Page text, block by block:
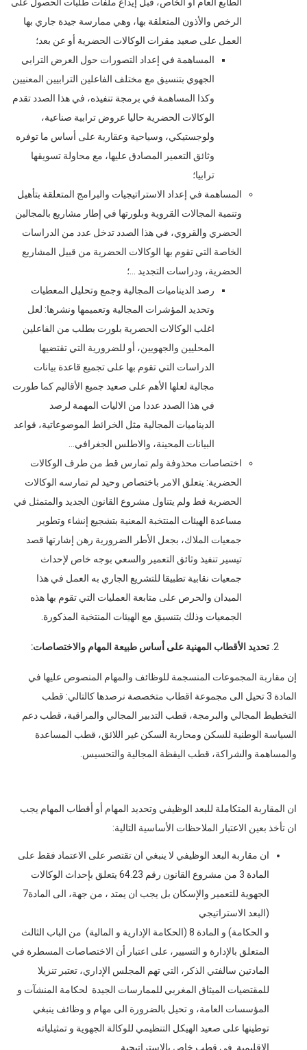
الرخص والأذون المتعلقة بها، وهي ممارسة جيدة جاري بها
العمل على صعيد مقرات الوكالات الحضرية أو عن بعد؛
المساهمة في إعداد التصورات حول العرض الترابي
الجهوي بتنسيق مع مختلف الفاعلين الترابيين المعنيين
وكذا المساهمة في برمجة تنفيذه، في هذا الصدد تقدم
الوكالات الحضرية حاليا عروض ترابية صناعية،
ولوجستيكي، وسياحية وعقارية على أساس ما توفره
وثائق التعمير المصادق عليها، مع محاولة تسويقها
ترابيا؛
المساهمة في إعداد الاستراتيجيات والبرامج المتعلقة بتأهيل
وتنمية المجالات القروية وبلورتها في إطار مشاريع بالمجالين
الحضري والقروي، في هذا الصدد تدخل عدد من الدراسات
الخاصة التي تقوم بها الوكالات الحضرية من قبيل المشاريع
الحضرية، ودراسات التجديد …؛
رصد الديناميات المجالية وجمع وتحليل المعطيات
وتحديد المؤشرات المجالية وتعميمها ونشرها: لعل
اغلب الوكالات الحضرية بلورت بطلب من الفاعلين
المحليين والجهويين، أو للضرورية التي تقتضيها
الدراسات التي تقوم بها على تجميع قاعدة بيانات
مجالية لعلها الأهم على صعيد جميع الأقاليم كما طورت
في هذا الصدد عددا من الاليات المهمة لرصد
الديناميات المجالية مثل الخرائط الموضوعاتية، قواعد
البيانات المحينة، والاطلس الجغرافي…
اختصاصات محذوفة ولم تمارس قط من طرف الوكالات
الحضرية: يتعلق الامر باختصاص وحيد لم تمارسه الوكالات
الحضرية قط ولم يتناول مشروع القانون الجديد والمتمثل في
مساعدة الهيئات المنتخبة المعنية بتشجيع إنشاء وتطوير
جمعيات الملاك، بجعل الأطر الضرورية رهن إشارتها قصد
تيسير تنفيذ وثائق التعمير والسعي بوجه خاص لإحداث
جمعيات نقابية تطبيقا للتشريع الجاري به العمل في هذا
الميدان والحرص على متابعة العمليات التي تقوم بها هذه
الجمعيات وذلك بتنسيق مع الهيئات المنتخبة المذكورة.
تحديد الأقطاب المهنية على أساس طبيعة المهام والاختصاصات:
إن مقاربة المجموعات المنسجمة للوظائف والمهام المنصوص عليها في
المادة 3 تحيل الى مجموعة اقطاب متخصصة نرصدها كالتالي: قطب
التخطيط المجالي والبرمجة، قطب التدبير المجالي والمراقبة، قطب دعم
السياسة الوطنية للسكن ومحاربة السكن غير اللائق، قطب المساعدة
والمساهمة والشراكة، قطب اليقظة المجالية والتحسيس.
ان المقاربة المتكاملة للبعد الوظيفي وتحديد المهام أو أقطاب المهام يجب
ان تأخذ بعين الاعتبار الملاحظات الأساسية التالية:
ان مقاربة البعد الوظيفي لا ينبغي ان تقتصر على الاعتماد فقط على
المادة 3 من مشروع القانون رقم 64.23 يتعلق بإحداث الوكالات
الجهوية للتعمير والإسكان بل يجب ان يمتد ، من جهة، الى المادة7
(البعد الاستراتيجي
و الحكامة) و المادة 8 (الحكامة الإدارية و المالية) من الباب الثالث
المتعلق بالإدارة و التسيير، على اعتبار أن الاختصاصات المسطرة في
المادتين سالفتي الذكر، التي تهم المجلس الإداري، تعتبر تنزيلا
للمقتضيات الميثاق المغربي للممارسات الجيدة لحكامة المنشآت و
المؤسسات العامة، و تحيل بالضرورة الى مهام و وظائف ينبغي
توطينها على صعيد الهيكل التنظيمي للوكالة الجهوية و تمثيلياته
الإقليمية في قطب خاص بالاستراتيجية